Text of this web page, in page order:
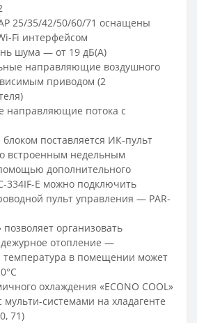
25/35/42/50/60/71 оснащены
Fi интерфейсом
шума — от 19 дБ(А)
направляющие воздушного
приводом (2
направляющие потока с
блоком поставляется ИК-пульт
встроенным недельным
дополнительного
334IF-E можно подключить
пульт управления — PAR-
организовать
отопление —
в помещении может
охлаждения «ECONO COOL»
системами на хладагенте
71)